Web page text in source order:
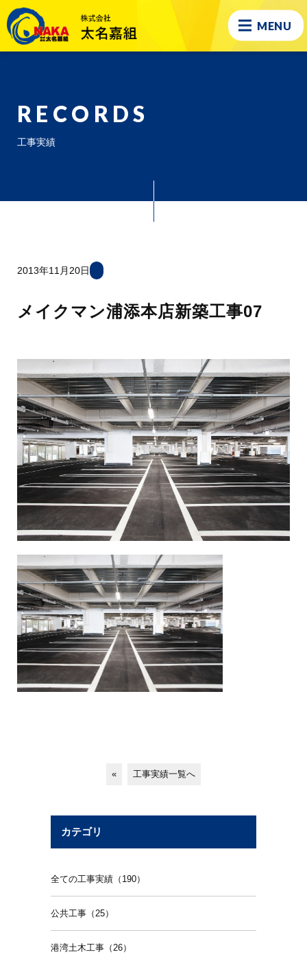
MENU
RECORDS
工事実績
2013年11月20日
メイクマン浦添本店新築工事07
« 工事実績一覧へ
カテゴリ
全ての工事実績（190）
公共工事（25）
港湾土木工事（26）